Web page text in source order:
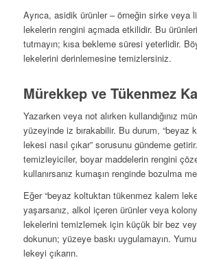
Ayrıca, asidik ürünler – örneğin sirke veya
lekelerin rengini açmada etkilidir. Bu
tutmayın; kısa bekleme süresi yeterlidir.
lekelerini derinlemesine temizlersiniz.
Mürekkep ve Tükenmez
Yazarken veya not alırken kullandığınız
yüzeyinde iz bırakabilir. Bu durum, “beyaz
lekesi nasıl çıkar” sorusunu gündeme
temizleyiciler, boyar maddelerin rengini
kullanırsanız kumaşın renginde bozulma
Eğer “beyaz koltuktan tükenmez kalem
yaşarsanız, alkol içeren ürünler veya
lekelerini temizlemek için küçük bir bez
dokunun; yüzeye baskı uygulamayın.
lekeyi çıkarın.